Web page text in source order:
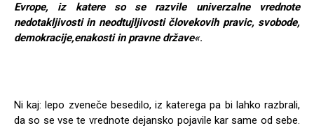
Evrope, iz katere so se razvile univerzalne vrednote
nedotakljivosti in neodtujljivosti človekovih pravic, svobode,
demokracije,enakosti in pravne države«.
Ni kaj: lepo zveneče besedilo, iz katerega pa bi lahko razbrali,
da so se vse te vrednote dejansko pojavile kar same od sebe.